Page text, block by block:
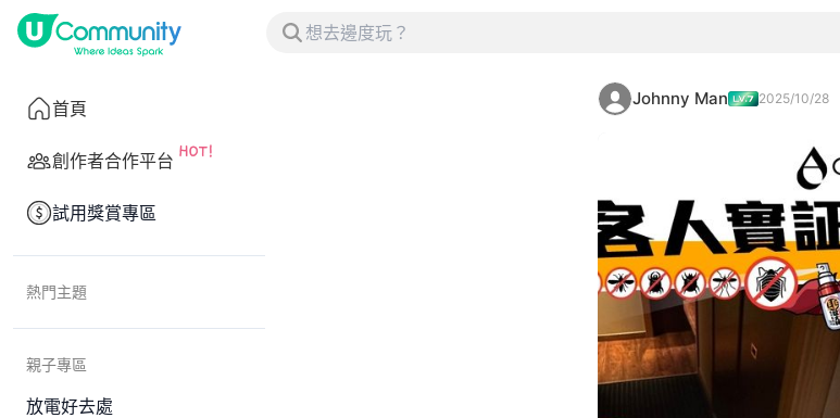
首頁
創作者合作平台
試用獎賞專區
熱門主題
親子專區
放電好去處
Johnny Man 2025/10/28